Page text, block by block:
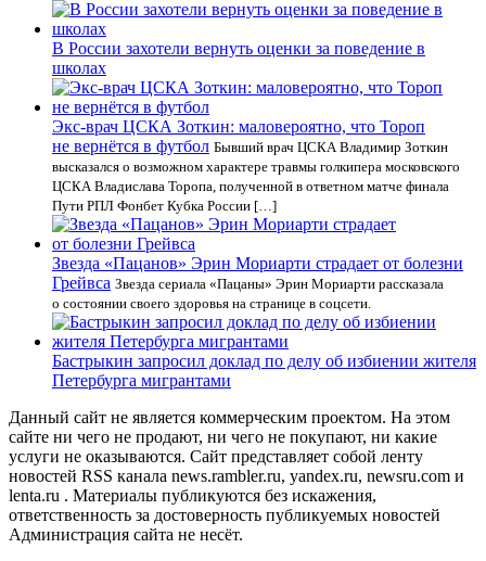
В России захотели вернуть оценки за поведение в
школах
Экс-врач ЦСКА Зоткин: маловероятно, что Тороп
не вернётся в футбол Бывший врач ЦСКА Владимир Зоткин
высказался о возможном характере травмы голкипера московского
ЦСКА Владислава Торопа, полученной в ответном матче финала
Пути РПЛ Фонбет Кубка России […]
Звезда «Пацанов» Эрин Мориарти страдает от болезни
Грейвса Звезда сериала «Пацаны» Эрин Мориарти рассказала
о состоянии своего здоровья на странице в соцсети.
Бастрыкин запросил доклад по делу об избиении жителя
Петербурга мигрантами
Данный сайт не является коммерческим проектом. На этом
сайте ни чего не продают, ни чего не покупают, ни какие
услуги не оказываются. Сайт представляет собой ленту
новостей RSS канала news.rambler.ru, yandex.ru, newsru.com и
lenta.ru . Материалы публикуются без искажения,
ответственность за достоверность публикуемых новостей
Администрация сайта не несёт.